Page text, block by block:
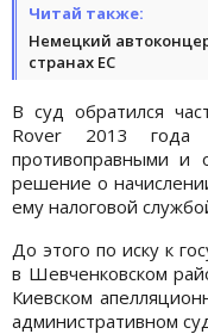
Читай также:
Немецкий
странах ЕС
В суд обратился
Rover 2013 года
противоправными и
решение о
ему налоговой
До этого по иску к
в Шевченковском
Киевском
административном